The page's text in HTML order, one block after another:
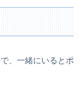
、一緒にいるとポ